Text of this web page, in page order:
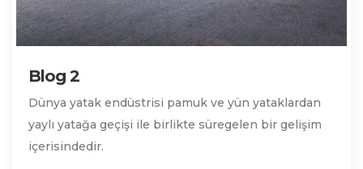
Blog 2
Dünya yatak endüstrisi pamuk ve yün yataklardan
yaylı yatağa geçişi ile birlikte süregelen bir gelişim
içerisindedir.